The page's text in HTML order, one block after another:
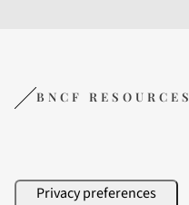
BNCF RESOURCES